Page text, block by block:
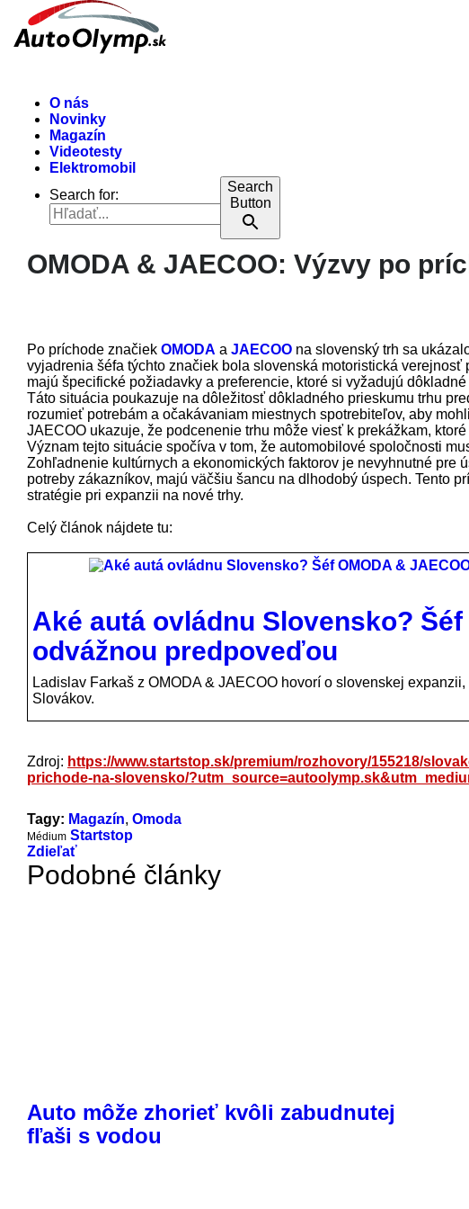
O nás
Novinky
Magazín
Videotesty
Elektromobil
Search for:
Search
Button
OMODA & JAECOO: Výzvy po
Po príchode značiek OMODA a JAECOO na slovenský trh sa
vyjadrenia šéfa týchto značiek bola slovenská motoristická
majú špecifické požiadavky a preferencie, ktoré si vyžadujú
Táto situácia poukazuje na dôležitosť dôkladného prieskumu trhu
rozumieť potrebám a očakávaniam miestnych spotrebiteľov, aby
JAECOO ukazuje, že podcenenie trhu môže viesť k prekážkam,
Význam tejto situácie spočíva v tom, že automobilové spoločnosti
Zohľadnenie kultúrnych a ekonomických faktorov je nevyhnutné pre
potreby zákazníkov, majú väčšiu šancu na dlhodobý úspech. Tento
stratégie pri expanzii na nové trhy.
Celý článok nájdete tu:
Aké autá ovládnu Slovensko? Šéf
odvážnou predpoveďou
Ladislav Farkaš z OMODA & JAECOO hovorí o slovenskej
Slovákov.
Zdroj: https://www.startstop.sk/premium/rozhovory/155218/
prichode-na-slovensko/
Tagy: Magazín, Omoda
Médium Startstop
Zdieľať
Podobné články
Auto môže zhorieť kvôli zabudnutej
fľaši s vodou